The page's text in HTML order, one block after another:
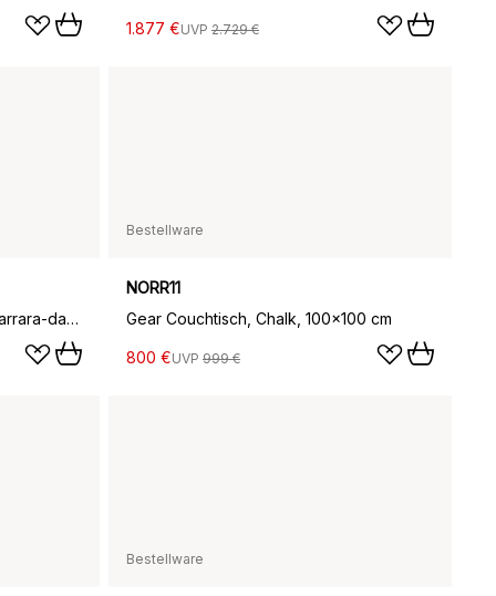
1.877 €UVP 2.729 €
Sett LN12 Couchtisch, Bianco carrara-dark chrome
Bestellware
NORR11
Gear Couchtisch, Chalk, 100x100 cm
800 €UVP 999 €
Bestellware